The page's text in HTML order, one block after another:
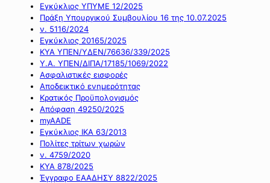
Εγκύκλιος ΥΠΥΜΕ 12/2025
Πράξη Υπουργικού Συμβουλίου 16 της 10.07.2025
ν. 5116/2024
Εγκύκλιος 20165/2025
ΚΥΑ ΥΠΕΝ/ΥΔΕΝ/76636/339/2025
Υ.Α. ΥΠΕΝ/ΔΙΠΑ/17185/1069/2022
Ασφαλιστικές εισφορές
Αποδεικτικό ενημερότητας
Κρατικός Προϋπολογισμός
Απόφαση 49250/2025
myAADE
Εγκύκλιος ΙΚΑ 63/2013
Πολίτες τρίτων χωρών
ν. 4759/2020
ΚΥΑ 878/2025
Έγγραφο ΕΑΑΔΗΣΥ 8822/2025